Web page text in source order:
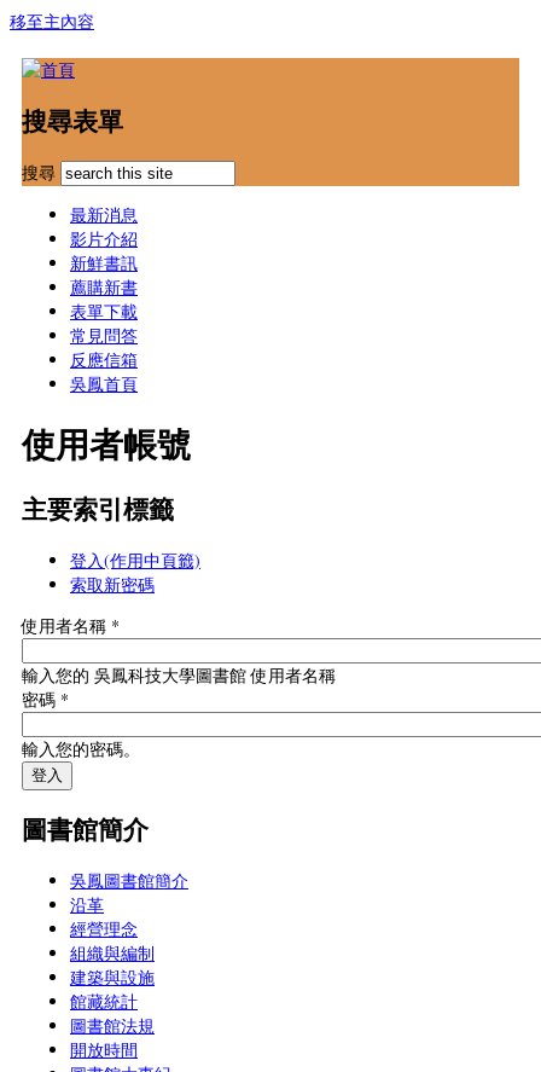
移至主內容
搜尋表單
搜尋
最新消息
影片介紹
新鮮書訊
薦購新書
表單下載
常見問答
反應信箱
吳鳳首頁
使用者帳號
主要索引標籤
登入(作用中頁籤)
索取新密碼
使用者名稱 *
輸入您的 吳鳳科技大學圖書館 使用者名稱
密碼 *
輸入您的密碼。
圖書館簡介
吳鳳圖書館簡介
沿革
經營理念
組織與編制
建築與設施
館藏統計
圖書館法規
開放時間